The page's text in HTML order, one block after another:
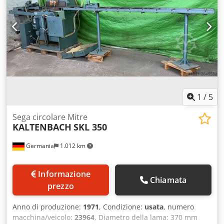
1 / 5
Germania 1.012 km
Sega circolare Mitre
KALTENBACH SKL 350
prezzo
Chiamata
Anno di produzione: 1971, Condizione: usata, numero
macchina/veicolo: 23964, Diametro della lama: 370 mm